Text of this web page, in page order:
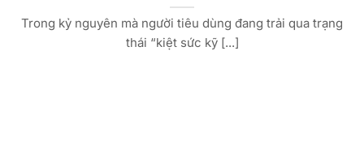
Trong kỷ nguyên mà người tiêu dùng đang trải qua trạng
thái “kiệt sức kỹ [...]